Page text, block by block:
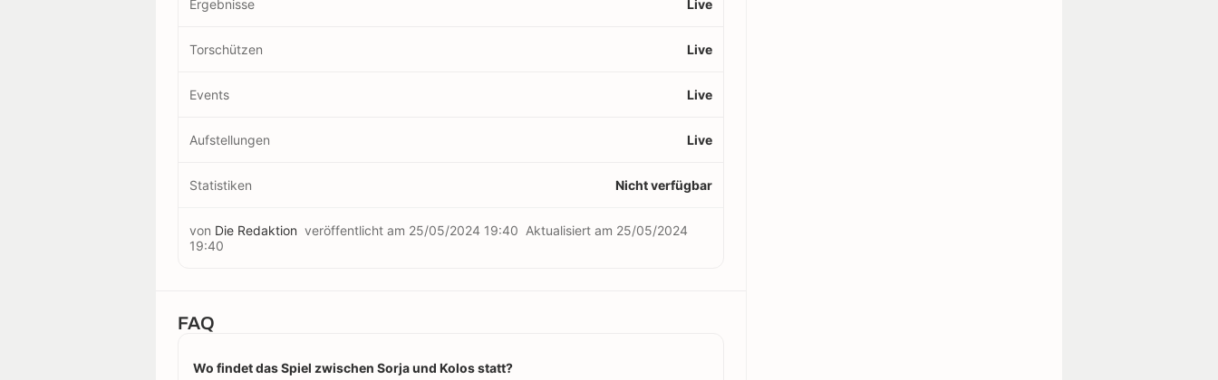
Ergebnisse Live
Torschützen Live
Events Live
Aufstellungen Live
Statistiken Nicht verfügbar
von Die Redaktion veröffentlicht am 25/05/2024 19:40 Aktualisiert am 25/05/2024
19:40
FAQ
Wo findet das Spiel zwischen Sorja und Kolos statt?